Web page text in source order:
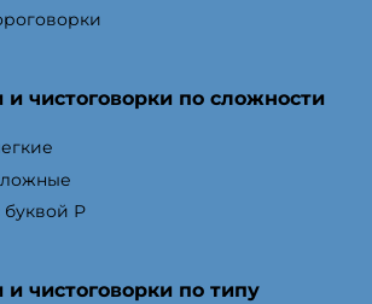
и чистоговорки по сложности
буквой Р
и чистоговорки по типу